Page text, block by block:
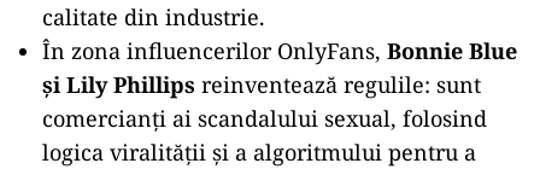
calitate din industrie.
În zona influencerilor OnlyFans, Bonnie Blue
și Lily Phillips reinventează regulile: sunt
comercianți ai scandalului sexual, folosind
logica viralității și a algoritmului pentru a